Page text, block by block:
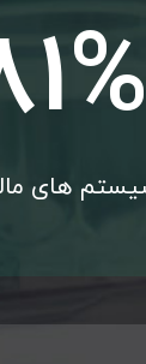
%
های